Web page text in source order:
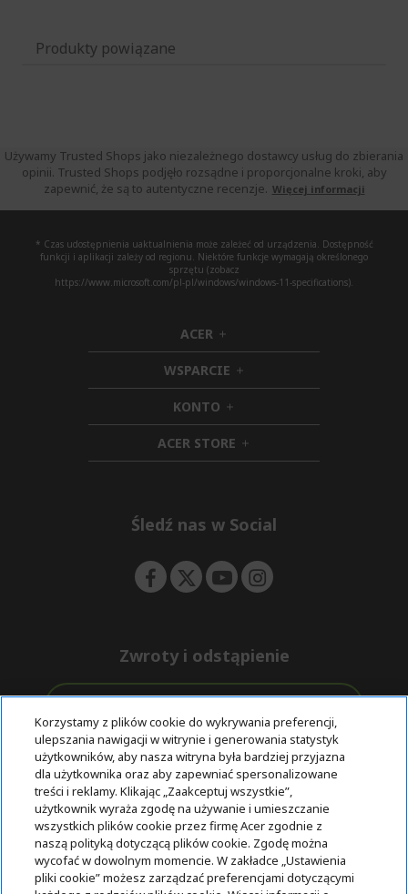
Produkty powiązane
Używamy Trusted Shops jako niezależnego dostawcy usług do zbierania
opinii. Trusted Shops podjęło rozsądne i proporcjonalne kroki, aby
zapewnić, że są to autentyczne recenzje. Więcej informacji
* Czas udostępnienia uaktualnienia może zależeć od urządzenia. Dostępność
funkcji i aplikacji zależy od regionu. Niektóre funkcje wymagają określonego
sprzętu (zobacz
https://www.microsoft.com/pl-pl/windows/windows-11-specifications).
ACER h
i
d
d
e
n
WSPARCIE h
i
d
e
n
KONTO h
i
d
d
ACER STORE h
i
e
Śledź nas w Social
Zwroty i odstąpienie
Darmowa
ekspresowa
dostawa
Wsparcie
przed i po
zakupie
Bezpieczne
płatności
© 2025 Acer Inc.
Firma CPYou BV jest autoryzowanym sprzedawcą produktów i
usług oferowanych w tym sklepie.
Korzystamy z plików cookie do wykrywania preferencji,
ulepszania nawigacji w witrynie i generowania statystyk
użytkowników, aby nasza witryna była bardziej przyjazna
dla użytkownika oraz aby zapewniać spersonalizowane
treści i reklamy. Klikając „Zaakceptuj wszystkie”,
użytkownik wyraża zgodę na używanie i umieszczanie
wszystkich plików cookie przez firmę Acer zgodnie z
naszą polityką dotyczącą plików cookie. Zgodę można
wycofać w dowolnym momencie. W zakładce „Ustawienia
pliki cookie” możesz zarządzać preferencjami dotyczącymi